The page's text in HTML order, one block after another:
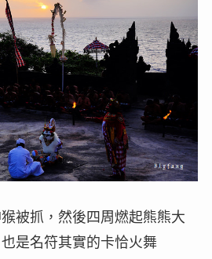
被抓，然後四周燃起熊熊大
是名符其實的卡恰火舞